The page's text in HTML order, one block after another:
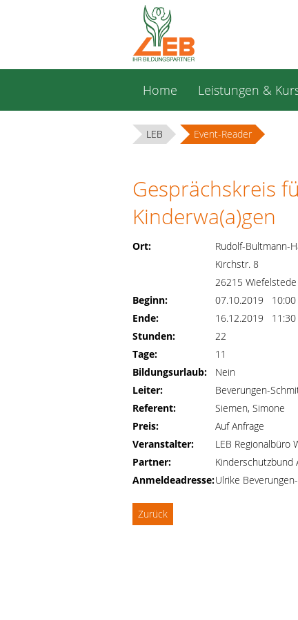
überspringen
Home Leistungen &
LEB Event-Reader
Gesprächskreis
Kinderwa(a)gen
Ort:
Rudolf-Bultmann-
Kirchstr. 8
26215 Wiefelstede
Beginn:
07.10.2019 10:00
Ende:
16.12.2019 11:30
Stunden:
22
Tage:
11
Bildungsurlaub:
Nein
Leiter:
Beverungen-
Referent:
Siemen, Simone
Preis:
Auf Anfrage
Veranstalter:
LEB Regionalbüro
Partner:
Kinderschutzbund
Anmeldeadresse:Ulrike
Zurück